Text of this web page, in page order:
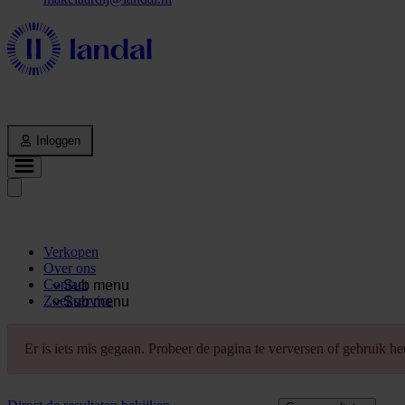
Inloggen
Verkopen
Over ons
Sub menu
Contact
Sub menu
Zoekservice
Er is iets mis gegaan. Probeer de pagina te verversen of gebruik